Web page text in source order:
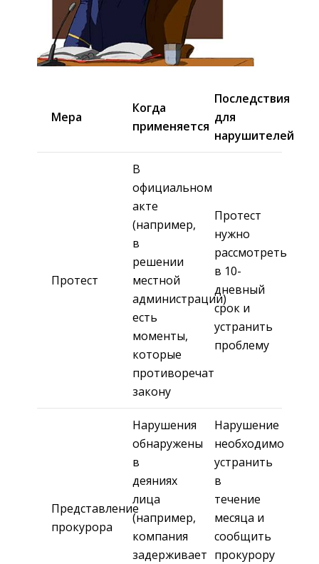
Мера
Когда
применяется
Последствия
для
нарушителей
Протест
В
официальном
акте
(например,
в
решении
местной
администрации)
есть
моменты,
которые
противоречат
закону
Протест
нужно
рассмотреть
в 10-
дневный
срок и
устранить
проблему
Представление
прокурора
Нарушения
обнаружены
в
деяниях
лица
(например,
компания
задерживает
Нарушение
необходимо
устранить
в
течение
месяца и
сообщить
прокурору